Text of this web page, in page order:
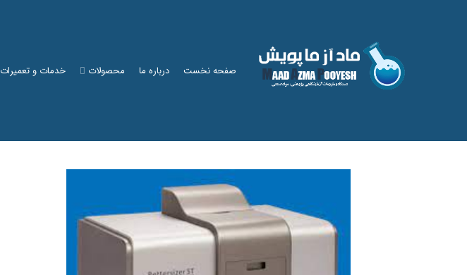
صفحه نخست درباره ما محصولات خدمات و تعمیرات